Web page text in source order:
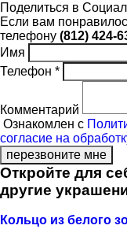
Поделиться в
Если вам
телефону (812) 424-
Имя
Телефон *
Комментарий
Ознакомлен с
согласие на
перезвоните мне
Откройте для
другие
Кольцо из белого